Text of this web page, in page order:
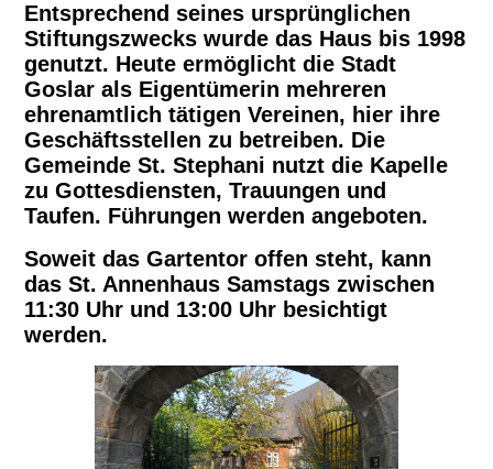
Entsprechend seines ursprünglichen
Stiftungszwecks wurde das Haus bis 1998
genutzt. Heute ermöglicht die Stadt
Goslar als Eigentümerin mehreren
ehrenamtlich tätigen Vereinen, hier ihre
Geschäftsstellen zu betreiben. Die
Gemeinde St. Stephani nutzt die Kapelle
zu Gottesdiensten, Trauungen und
Taufen. Führungen werden angeboten.
Soweit das Gartentor offen steht, kann
das St. Annenhaus Samstags zwischen
11:30 Uhr und 13:00 Uhr besichtigt
werden.